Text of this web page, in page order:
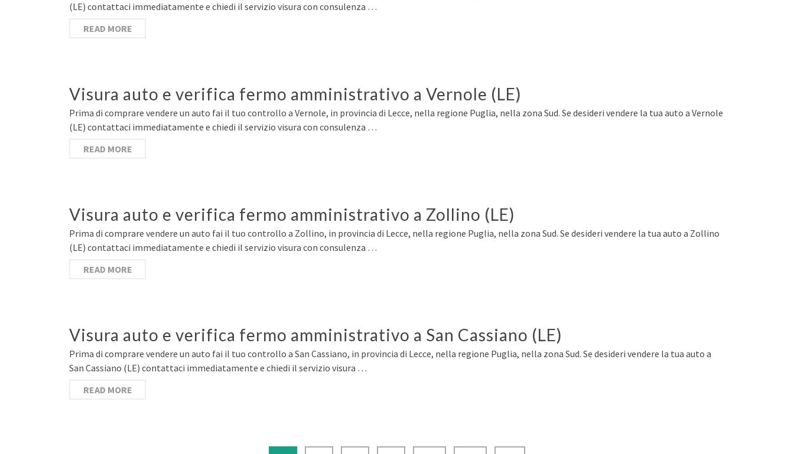
(LE) contattaci immediatamente e chiedi il servizio visura con consulenza …
READ MORE
Visura auto e verifica fermo amministrativo a Vernole (LE)
Prima di comprare vendere un auto fai il tuo controllo a Vernole, in provincia di Lecce, nella regione Puglia, nella zona Sud. Se desideri vendere la tua auto a Vernole
(LE) contattaci immediatamente e chiedi il servizio visura con consulenza …
READ MORE
Visura auto e verifica fermo amministrativo a Zollino (LE)
Prima di comprare vendere un auto fai il tuo controllo a Zollino, in provincia di Lecce, nella regione Puglia, nella zona Sud. Se desideri vendere la tua auto a Zollino
(LE) contattaci immediatamente e chiedi il servizio visura con consulenza …
READ MORE
Visura auto e verifica fermo amministrativo a San Cassiano (LE)
Prima di comprare vendere un auto fai il tuo controllo a San Cassiano, in provincia di Lecce, nella regione Puglia, nella zona Sud. Se desideri vendere la tua auto a
San Cassiano (LE) contattaci immediatamente e chiedi il servizio visura …
READ MORE